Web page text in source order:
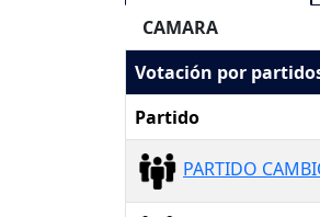
CAMARA
Votación por
Partido
PARTIDO